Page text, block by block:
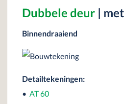
Dubbele deur |
Binnendraaiend
Detailtekeningen:
• AT 60